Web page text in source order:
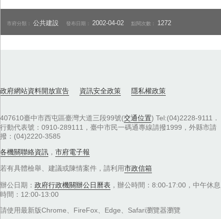
市府分類：公共建設 發布日期： 2002-04-02 點閱次數： 1272
政府網站資料開放宣告 資訊安全政策 隱私權政策
407610臺中市西屯區臺灣大道三段99號(交通位置) Tel:(04)2228-9111．
行動代表號：0910-289111，臺中市民一碼通專線請撥1999，外縣市請
撥：(04)2220-3585
各機關聯絡資訊 ， 市府電子報
若有具體檢舉、建議或陳情案件，請利用市政信箱
辦公日期： 政府行政機關辦公日曆表 ，辦公時間：8:00-17:00，中午休息
時間：12:00-13:00
請使用最新版Chrome、FireFox、Edge、Safari瀏覽器瀏覽